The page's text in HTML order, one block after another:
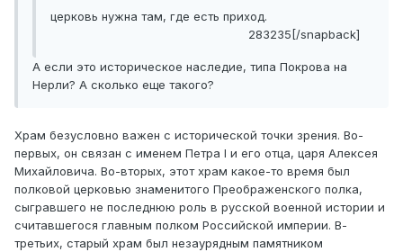
церковь нужна там, где есть приход.
283235[/snapback]
А если это историческое наследие, типа Покрова на
Нерли? А сколько еще такого?
Храм безусловно важен с исторической точки зрения. Во-
первых, он связан с именем Петра I и его отца, царя Алексея
Михайловича. Во-вторых, этот храм какое-то время был
полковой церковью знаменитого Преображенского полка,
сыгравшего не последнюю роль в русской военной истории и
считавшегося главным полком Российской империи. В-
третьих, старый храм был незаурядным памятником